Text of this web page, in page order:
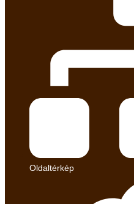
Oldaltérkép